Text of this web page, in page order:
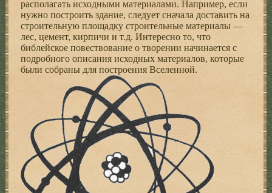
располагать исходными материалами. Например, если
нужно построить здание, следует сначала доставить на
строительную площадку строительные материалы —
лес, цемент, кирпичи и т.д. Интересно то, что
библейское повествование о творении начинается с
подробного описания исходных материалов, которые
были собраны для построения Вселенной.